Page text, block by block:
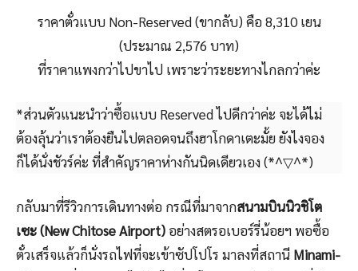
ราคาตั๋วแบบ Non-Reserved (ขากลับ) คือ 8,310 เยน
(ประมาณ 2,576 บาท)
ที่ราคาแพงกว่าไปขาไป เพราะว่าระยะทางไกลกว่าค่ะ
*ส่วนตัวแนะนำว่าซื้อแบบ Reserved ไปดีกว่าค่ะ จะได้ไม่
ต้องลุ้นว่าเราต้องยืนไปตลอดจนถึงฮาโกดาเตะมั้ย ยังไงจอง
ก็ได้นั่งชัวร์ค่ะ ที่สำคัญราคาห่างกันนิดเดียวเอง (*^▽^*)
กลับมาที่รีวิวการเดินทางต่อ กรณีที่มาจากสนามบินนิวชิโต
เซะ (New Chitose Airport) อย่างสตรอเบอร์รี่น้อยฯ พอซื้อ
ตั๋วเสร็จแล้วก็นั่งรถไฟที่จะเข้าซัปโปโร มาลงที่สถานี Minami-